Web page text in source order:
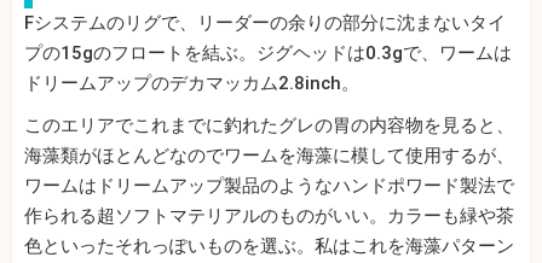
Fシステムのリグで、リーダーの余りの部分に沈まないタイ
プの15gのフロートを結ぶ。ジグヘッドは0.3gで、ワームは
ドリームアップのデカマッカム2.8inch。
このエリアでこれまでに釣れたグレの胃の内容物を見ると、
海藻類がほとんどなのでワームを海藻に模して使用するが、
ワームはドリームアップ製品のようなハンドポワード製法で
作られる超ソフトマテリアルのものがいい。カラーも緑や茶
色といったそれっぽいものを選ぶ。私はこれを海藻パターン